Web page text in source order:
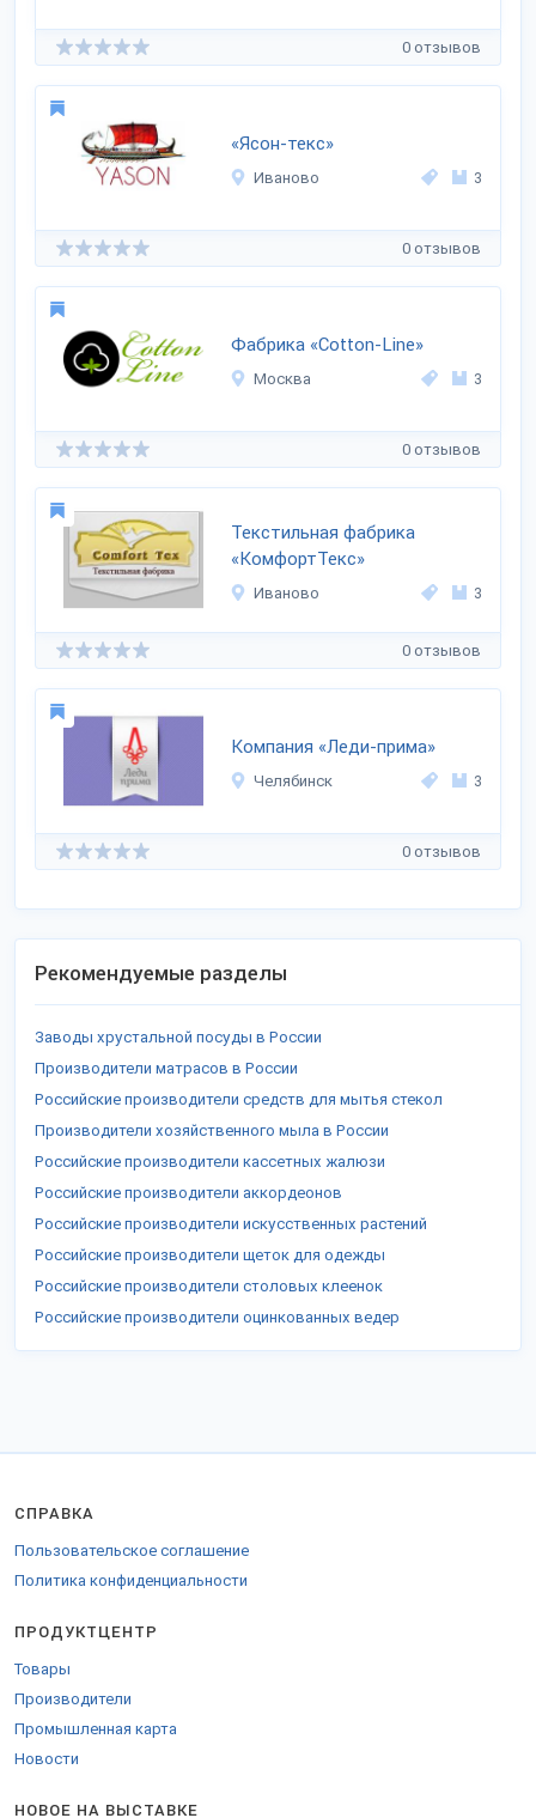
0 отзывов
«Ясон-текс»
Иваново 3
0 отзывов
Фабрика «Cotton-Line»
Москва 3
0 отзывов
Текстильная фабрика
«КомфортТекс»
Иваново 3
0 отзывов
Компания «Леди-прима»
Челябинск 3
0 отзывов
Рекомендуемые разделы
Заводы хрустальной посуды в России
Производители матрасов в России
Российские производители средств для мытья стекол
Производители хозяйственного мыла в России
Российские производители кассетных жалюзи
Российские производители аккордеонов
Российские производители искусственных растений
Российские производители щеток для одежды
Российские производители столовых клеенок
Российские производители оцинкованных ведер
СПРАВКА
Пользовательское соглашение
Политика конфиденциальности
ПРОДУКТЦЕНТР
Товары
Производители
Промышленная карта
Новости
НОВОЕ НА ВЫСТАВКЕ